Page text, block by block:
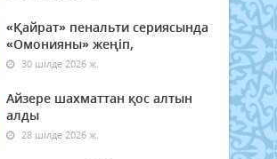
«Қайрат» пенальти сериясында
«Омонияны» жеңіп,
30 шілде 2026 ж.
Айзере шахматтан қос алтын
алды
28 шілде 2026 ж.